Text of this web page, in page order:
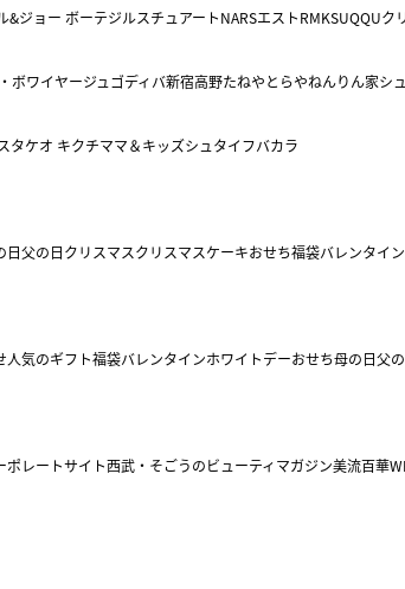
&ジョー ボーテジルスチュアートNARSエストRMKSUQQUク
ボワイヤージュ ゴディバ新宿高野たねやとらやねんりん家シ
タケオ キクチママ＆キッズシュタイフバカラ
日父の日クリスマスクリスマスケーキおせち福袋バレンタイン
人気のギフト福袋バレンタインホワイトデーおせち母の日父
ポレートサイト西武・そごうのビューティマガジン美流百華